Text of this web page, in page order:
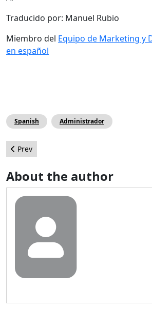
Traducido por: Manuel Rubio
Miembro del Equipo de Marketing y
en español
Spanish Administrador
Previous article: Listado de acciones
Prev
About the author